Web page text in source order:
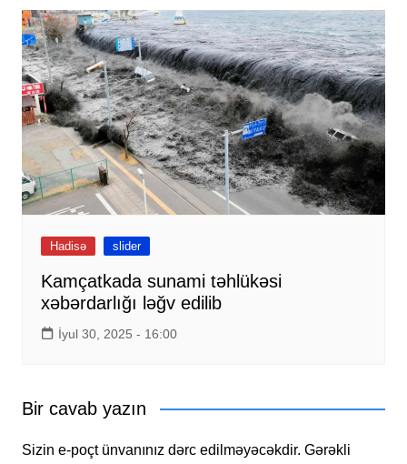
Hadisə slider
Kamçatkada sunami təhlükəsi
xəbərdarlığı ləğv edilib
İyul 30, 2025 - 16:00
Bir cavab yazın
Sizin e-poçt ünvanınız dərc edilməyəcəkdir. Gərəkli